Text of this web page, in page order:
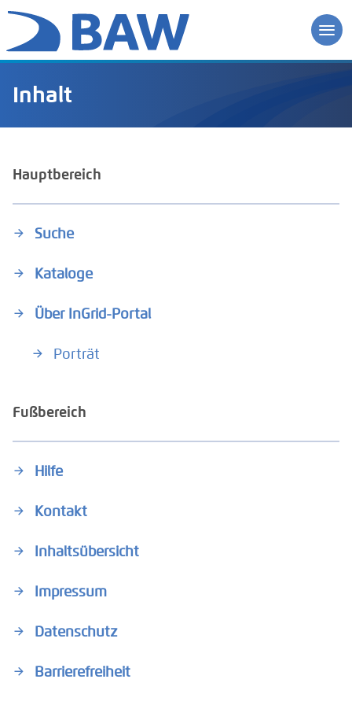
Inhalt
Hauptbereich
Suche
Kataloge
Über InGrid-Portal
Porträt
Fußbereich
Hilfe
Kontakt
Inhaltsübersicht
Impressum
Datenschutz
Barrierefreiheit